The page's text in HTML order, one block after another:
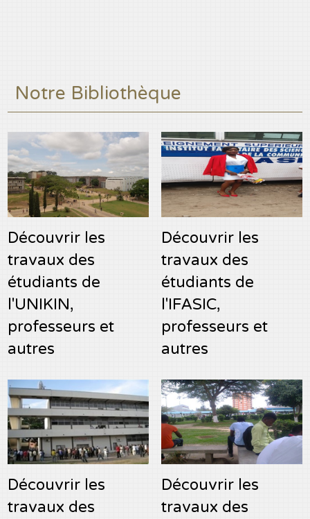
Notre Bibliothèque
Découvrir les
travaux des
étudiants de
l'UNIKIN,
professeurs et
autres
Découvrir les
travaux des
étudiants de
l'IFASIC,
professeurs et
autres
Découvrir les
travaux des
Découvrir les
travaux des